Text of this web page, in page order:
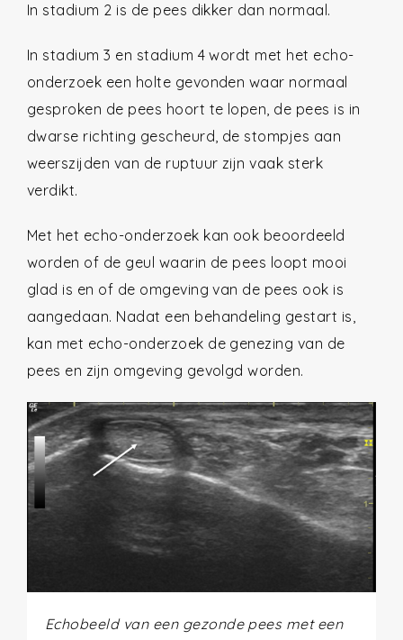
In stadium 2 is de pees dikker dan normaal.
In stadium 3 en stadium 4 wordt met het echo-
onderzoek een holte gevonden waar normaal
gesproken de pees hoort te lopen, de pees is in
dwarse richting gescheurd, de stompjes aan
weerszijden van de ruptuur zijn vaak sterk
verdikt.
Met het echo-onderzoek kan ook beoordeeld
worden of de geul waarin de pees loopt mooi
glad is en of de omgeving van de pees ook is
aangedaan. Nadat een behandeling gestart is,
kan met echo-onderzoek de genezing van de
pees en zijn omgeving gevolgd worden.
Echobeeld van een gezonde pees met een